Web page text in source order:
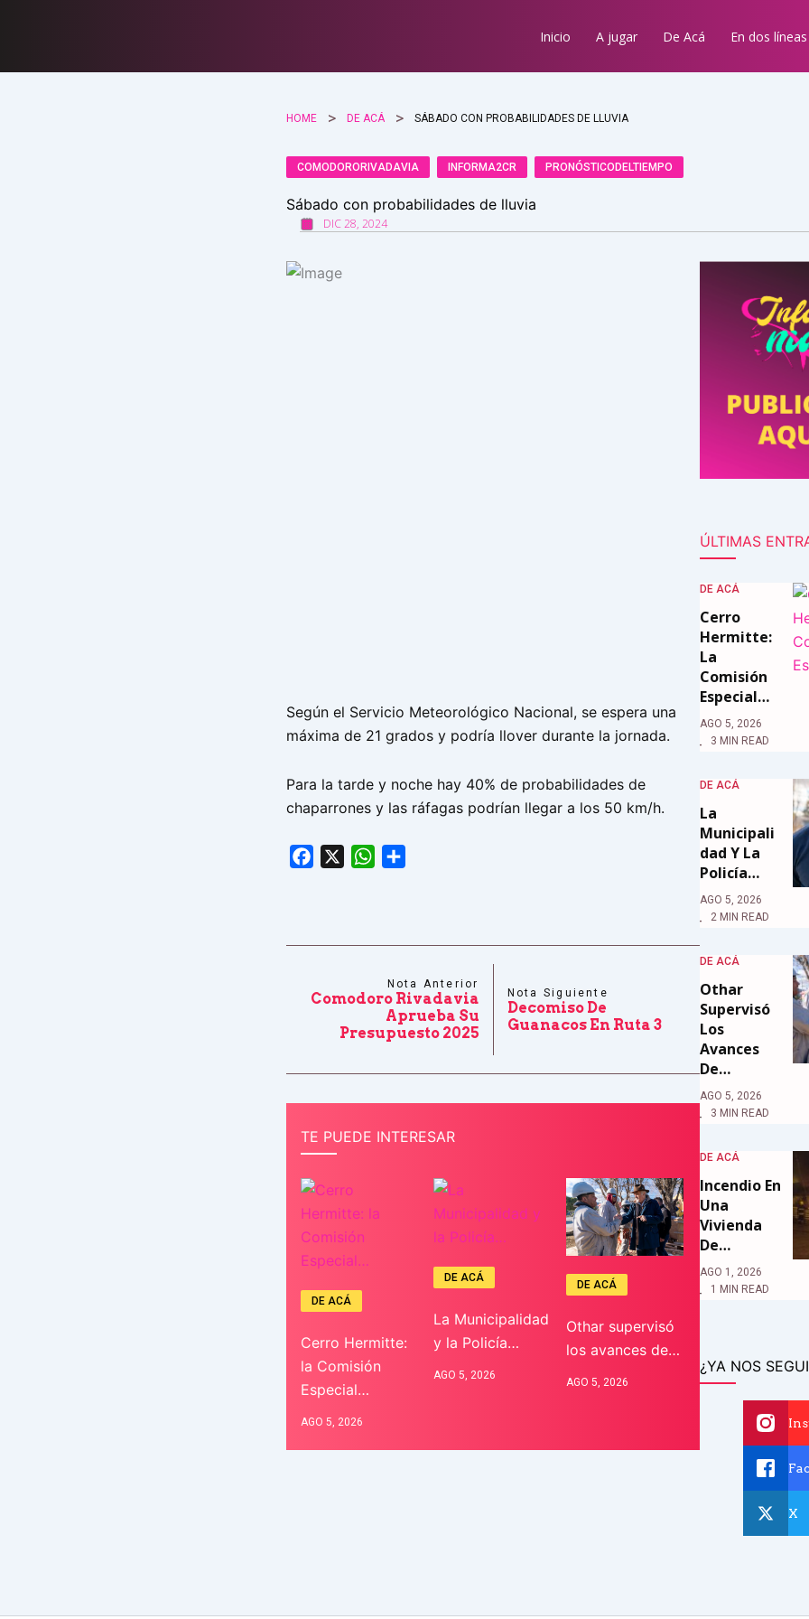
Inicio A jugar De Acá En dos líneas
HOME DE ACÁ SÁBADO CON PROBABILIDADES DE LLUVIA
COMODORORIVADAVIA INFORMA2CR PRONÓSTICODELTIEMPO
Sábado con probabilidades de lluvia
DIC 28, 2024
Según el Servicio Meteorológico Nacional, se espera una
máxima de 21 grados y podría llover durante la jornada.
Para la tarde y noche hay 40% de probabilidades de
chaparrones y las ráfagas podrían llegar a los 50 km/h.
Facebook WhatsApp
Nota Anterior
Comodoro Rivadavia
Aprueba Su
Presupuesto 2025
Nota Siguiente
Decomiso De
Guanacos En Ruta 3
TE PUEDE INTERESAR
DE ACÁ
Cerro Hermitte:
la Comisión
Especial…
AGO 5, 2026
DE ACÁ
La Municipalidad
y la Policía…
AGO 5, 2026
DE ACÁ
Othar supervisó
los avances de…
AGO 5, 2026
ÚLTIMAS
DE ACÁ
Cerro
Hermitte:
La
Comisión
Especial…
AGO 5, 2026
3 MIN READ
DE ACÁ
La
Municipali
Dad Y La
Policía…
AGO 5, 2026
2 MIN READ
DE ACÁ
Othar
Supervisó
Los
Avances
De…
AGO 5, 2026
3 MIN READ
DE ACÁ
Incendio En
Una
Vivienda
De…
AGO 1, 2026
1 MIN READ
¿YA NOS
X